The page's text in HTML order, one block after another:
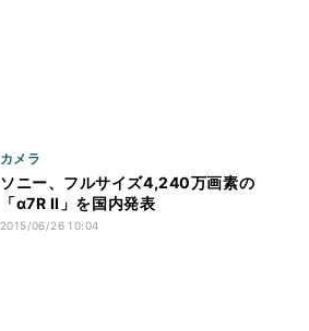
カメラ
ソニー、フルサイズ4,240万画素の
「α7R II」を国内発表
2015/06/26 10:04